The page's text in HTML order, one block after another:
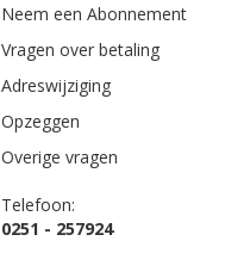
Neem een Abonnement
Vragen over betaling
Adreswijziging
Opzeggen
Overige vragen
Telefoon:
0251 - 257924